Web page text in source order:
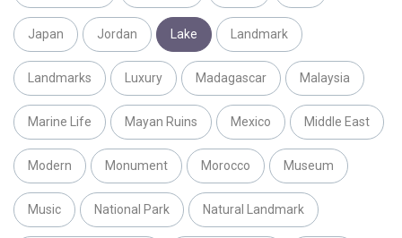
Japan Jordan Lake Landmark
Landmarks Luxury Madagascar Malaysia
Marine Life Mayan Ruins Mexico Middle East
Modern Monument Morocco Museum
Music National Park Natural Landmark